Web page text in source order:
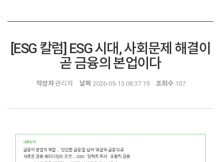
[ESG 칼럼] ESG 시대, 사회문제 해결이
곧 금융의 본업이다
작성자관리자 날짜2026-05-15 08:37:19 조회수107